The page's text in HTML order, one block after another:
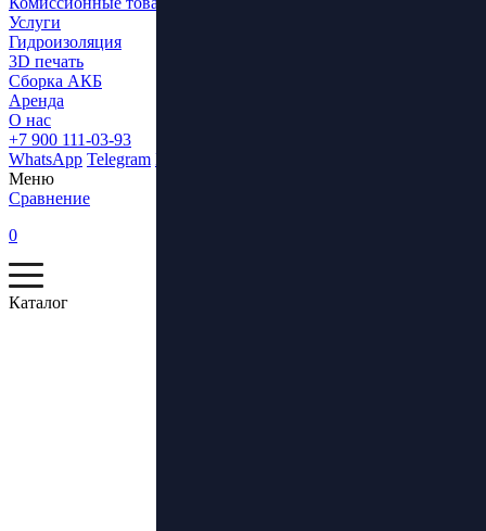
Услуги
Гидроизоляция
3D печать
Сборка АКБ
Аренда
О нас
+7 900 111-03-93
WhatsApp Telegram ВКонтакте
Меню
Сравнение
0
Каталог